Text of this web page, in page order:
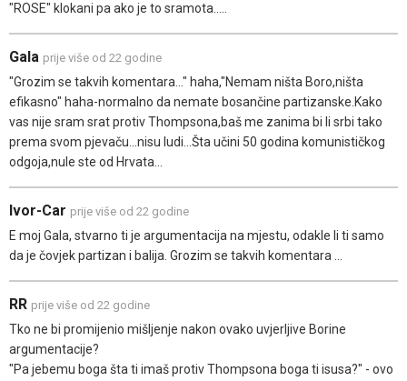
"ROSE" klokani pa ako je to sramota.....
Gala prije više od 22 godine
"Grozim se takvih komentara..." haha,"Nemam ništa Boro,ništa
efikasno" haha-normalno da nemate bosančine partizanske.Kako
vas nije sram srat protiv Thompsona,baš me zanima bi li srbi tako
prema svom pjevaču...nisu ludi...Šta učini 50 godina komunističkog
odgoja,nule ste od Hrvata...
Ivor-Car prije više od 22 godine
E moj Gala, stvarno ti je argumentacija na mjestu, odakle li ti samo
da je čovjek partizan i balija. Grozim se takvih komentara ...
RR prije više od 22 godine
Tko ne bi promijenio mišljenje nakon ovako uvjerljive Borine
argumentacije?
"Pa jebemu boga šta ti imaš protiv Thompsona boga ti isusa?" - ovo